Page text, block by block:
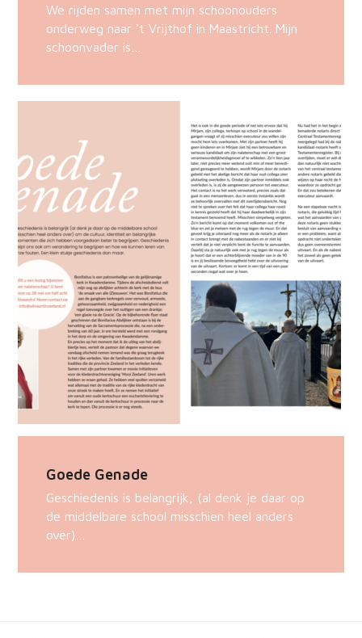
We rijden samen met mijn schoonouders
onderweg naar 't Vrijthof in Maastricht. Mijn
schoonvader is…
Goede Genade
Geschiedenis is belangrijk, (al denk je daar op
de middelbare school misschien heel anders
over)…